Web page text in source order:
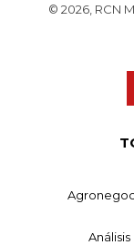
© 2026, RCN
Análisis